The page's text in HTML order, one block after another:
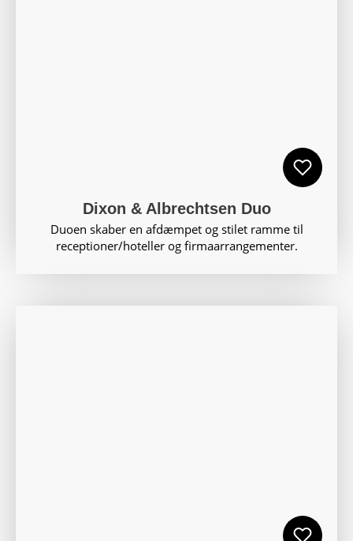
Dixon & Albrechtsen Duo
Duoen skaber en afdæmpet og stilet ramme til
receptioner/hoteller og firmaarrangementer.